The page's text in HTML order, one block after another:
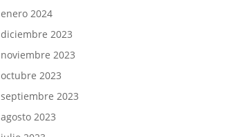
enero 2024
diciembre 2023
noviembre 2023
octubre 2023
septiembre 2023
agosto 2023